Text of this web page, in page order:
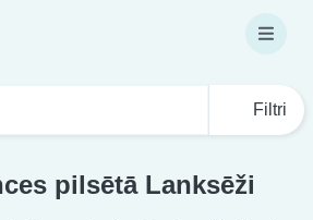
Filtri
pilsētā Lanksēži